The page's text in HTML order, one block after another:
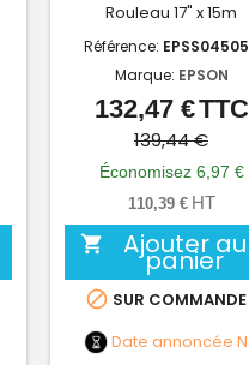
Rouleau 17" x 15m
Référence:
Marque: EPSON
Prix
Prix
de
base
132,47 €TTC
139,44 €
Économisez 6,97 €
110,39 € HT
 Ajouter au
panier
 SUR COMMANDE
Date annoncée